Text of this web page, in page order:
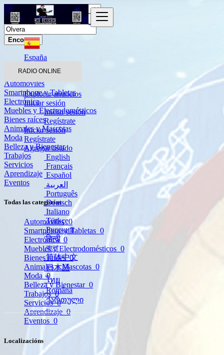
RADIO ONLINE
Explorar anuncios
Iniciar sesión
Iniciar sesión
Regístrate
Iniciar sesión
Regístrate
Agregar listado
English
Français
Español
العربية
Português
Deutsch
Italiano
Türkçe
Русский
हिन्दी
বাংলা
简体中文
日本語
ไทย
Română
ქართული
Encontrar
España
Automóviles
Smartphone y Tabletas
Electrónica
Muebles y Electrodomésticos
Bienes raíces
Animales y Mascotas
Moda
Belleza y Bienestar
Trabajos
Servicios
Aprendizaje
Eventos
Todas las categorías
Automóviles0
Smartphone y Tabletas 0
Electrónica 0
Muebles y Electrodomésticos 0
Bienes raíces0
Animales y Mascotas 0
Moda 0
Belleza y Bienestar 0
Trabajos0
Servicios0
Aprendizaje 0
Eventos 0
Localizacións